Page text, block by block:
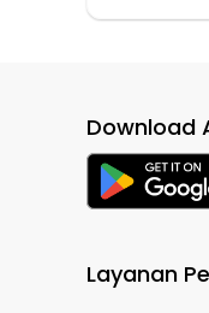
Download
Layanan